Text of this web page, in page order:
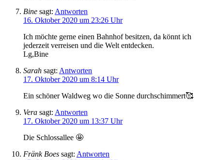
Bine sagt: Antworten
16. Oktober 2020 um 23:26 Uhr
Ich möchte gerne einen Bahnhof besitzen, da könnt ich
jederzeit verreisen und die Welt entdecken.
Lg,Bine
Sarah sagt: Antworten
17. Oktober 2020 um 8:14 Uhr
Ein schöner Waldweg wo die Sonne durchschimmert🥰
Vera sagt: Antworten
17. Oktober 2020 um 13:37 Uhr
Die Schlossallee 🤩
Fränk Boes sagt: Antworten